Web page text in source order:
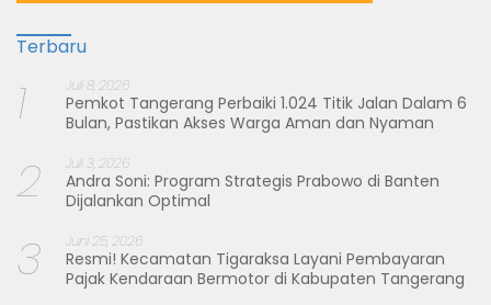
Terbaru
1 Juli 8, 2026
Pemkot Tangerang Perbaiki 1.024 Titik Jalan Dalam 6
Bulan, Pastikan Akses Warga Aman dan Nyaman
2 Juli 3, 2026
Andra Soni: Program Strategis Prabowo di Banten
Dijalankan Optimal
3 Juni 25, 2026
Resmi! Kecamatan Tigaraksa Layani Pembayaran
Pajak Kendaraan Bermotor di Kabupaten Tangerang